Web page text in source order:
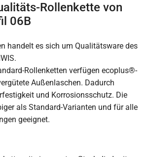
Rollenkette von
06B
handelt es sich um Qualitätsware des
Rollenketten verfügen ecoplus®-
Außenlaschen. Dadurch
und Korrosionsschutz. Die
als Standard-Varianten und für alle
geeignet.